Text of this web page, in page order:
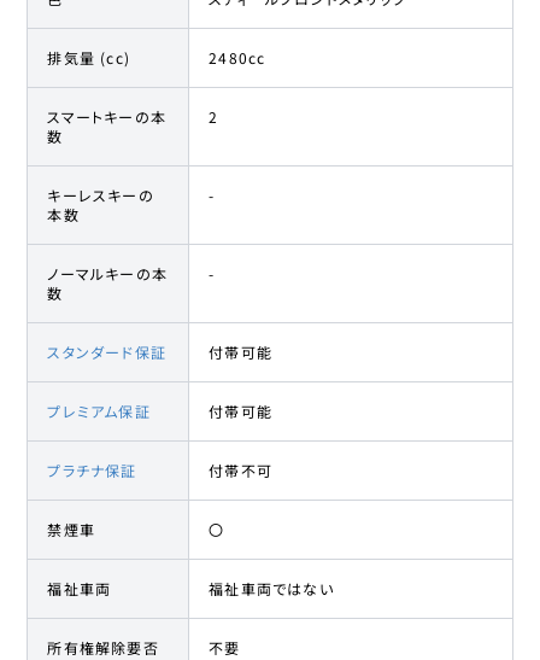
排気量 (cc) 2480cc
スマートキーの本
数
2
キーレスキーの
本数
-
ノーマルキーの本
数
-
スタンダード保証 付帯可能
プレミアム保証 付帯可能
プラチナ保証 付帯不可
禁煙車 〇
福祉車両 福祉車両ではない
所有権解除要否 不要